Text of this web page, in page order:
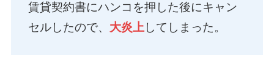
賃貸契約書にハンコを押した後にキャン
セルしたので、 大炎上してしまった。